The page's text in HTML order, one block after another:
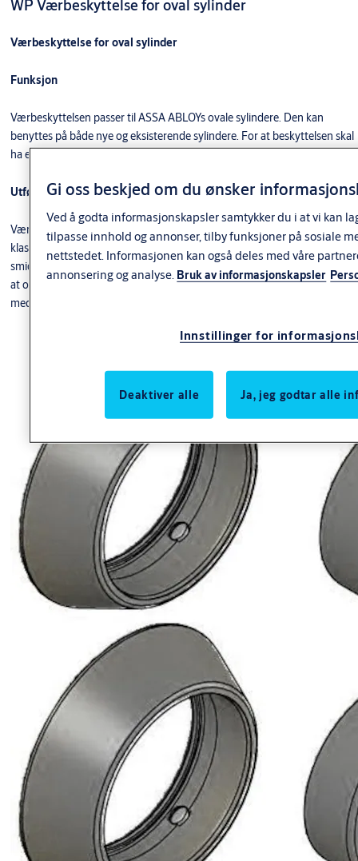
WP Værbeskyttelse for oval sylinder
Værbeskyttelse for oval sylinder
Funksjon
Værbeskyttelsen passer til ASSA ABLOYs ovale sylindere. Den kan
benyttes på både nye og eksisterende sylindere. For at beskyttelsen skal
ha effekt er det viktig å skru på dekselet etter bruk av sylinderen.
Utførelse
Værbeskyttelsen har en tettende o-ring i lokket, den er ikke IP-
klassifisert. O-ringen er tilvirket av gummi og smurt ved leveranse for en
smidigere åpning og stenging av lokket. Hvis lokket lugger anbefales det
at o-ringen smøres på nytt. Værbeskyttelsen monteres på sylinderen
med dobbeltsidig tape. Tapen oppnår full vedheft etter 24 timer.
Gi oss beskjed om du ønsker
Ved å godta informasjonskapsler samtykker du i at vi kan
tilpasse innhold og annonser, tilby funksjoner på sosiale
nettstedet. Informasjonen kan også deles med våre
annonsering og analyse. Bruk av informasjonskapsler
Innstillinger for
Deaktiver alle Ja, jeg godtar alle